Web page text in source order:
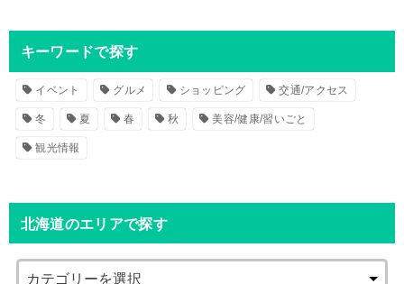
キーワードで探す
イベント グルメ ショッピング 交通/アクセス
冬 夏 春 秋 美容/健康/習いごと
観光情報
北海道のエリアで探す